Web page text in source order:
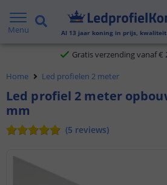
Menu Al 13 jaar koning in prijs,
2 jaar garantie
Gratis verzending vanaf €
Klantbeoordeling
Voor 23:45 uur besteld,
Home Led profielen 2 meter
Led profiel 2 meter
mm
(5 reviews)